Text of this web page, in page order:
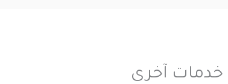
خدمات آخرى